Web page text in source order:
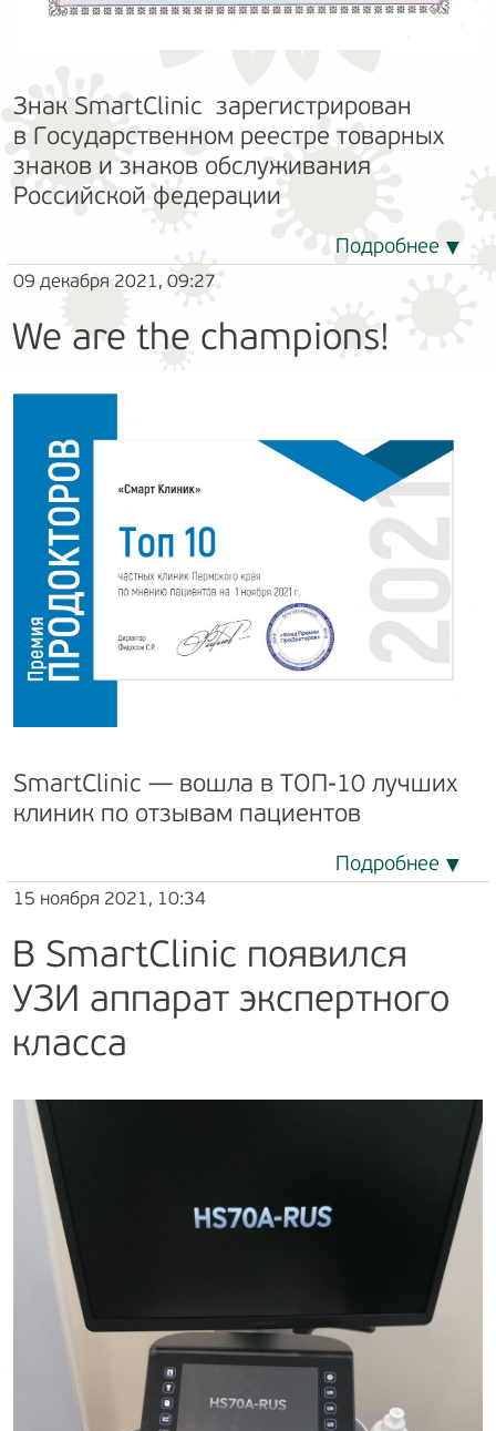
Знак SmartClinic зарегистрирован
в Государственном реестре товарных
знаков и знаков обслуживания
Российской федерации
Подробнее
09 декабря 2021, 09:27
We are the champions!
SmartClinic — вошла в ТОП-10 лучших
клиник по отзывам пациентов
Подробнее
15 ноября 2021, 10:34
В SmartClinic появился
УЗИ аппарат экспертного
класса